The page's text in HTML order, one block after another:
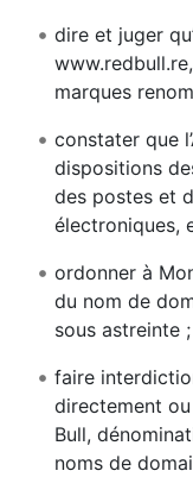
dire et juger
marques
constater que
dispositions
des postes et
électroniques,
ordonner à
du nom de
sous astreinte ;
faire
directement
Bull,
noms de